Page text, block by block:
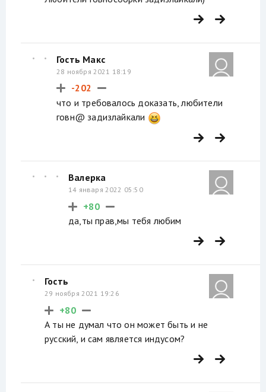
Гость Макс
28 ноября 2021 18:19
-202
что и требовалось доказать, любители
говн@ задизлайкали
Валерка
14 января 2022 05:50
+80
да,ты прав,мы тебя любим
Гость
29 ноября 2021 19:26
+80
А ты не думал что он может быть и не
русский, и сам является индусом?